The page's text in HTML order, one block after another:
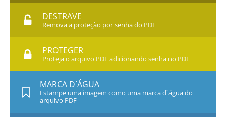
DESTRAVE
Remova a proteção por senha do PDF
PROTEGER
Proteja o arquivo PDF adicionando senha no PDF
MARCA D`ÁGUA
Estampe uma imagem como uma marca d`água do
arquivo PDF